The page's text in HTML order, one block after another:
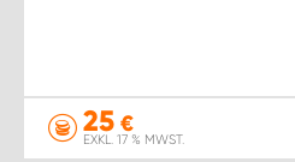
25 €
EXKL. 17 % MWST.